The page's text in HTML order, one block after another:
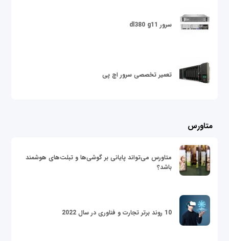
سرور dl380 g11
تعمیر تخصصی سرور اچ پی
متاورس
متاورس می‌تواند پایانی بر گوشی‌ها و تبلت‌های هوشمند
باشد؟
10 روند برتر تجارت و فناوری در سال 2022